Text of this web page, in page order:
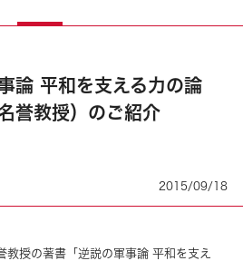
論 平和を支える力の論
誉教授）のご紹介
2015/09/18
教授の著書「逆説の軍事論 平和を支え